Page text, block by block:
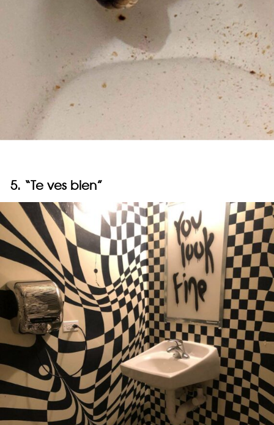
5. “Te ves bien”